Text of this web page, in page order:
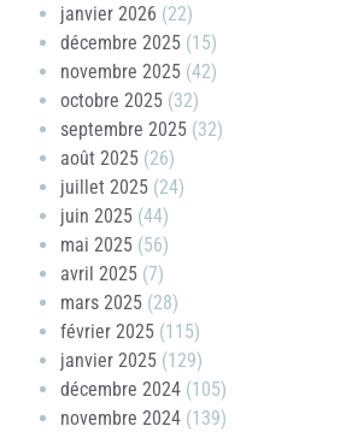
janvier 2026 (22)
décembre 2025 (15)
novembre 2025 (42)
octobre 2025 (32)
septembre 2025 (32)
août 2025 (26)
juillet 2025 (24)
juin 2025 (44)
mai 2025 (56)
avril 2025 (7)
mars 2025 (28)
février 2025 (115)
janvier 2025 (129)
décembre 2024 (105)
novembre 2024 (139)